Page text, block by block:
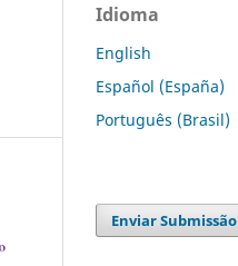
Idioma
English
Español (España)
Português (Brasil)
Enviar Submissão